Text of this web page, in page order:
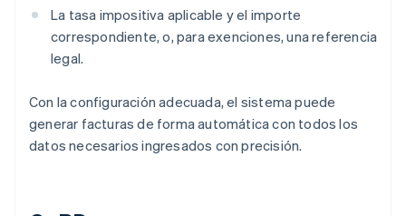
La tasa impositiva aplicable y el importe
correspondiente, o, para exenciones, una referencia
legal.
Con la configuración adecuada, el sistema puede
generar facturas de forma automática con todos los
datos necesarios ingresados con precisión.